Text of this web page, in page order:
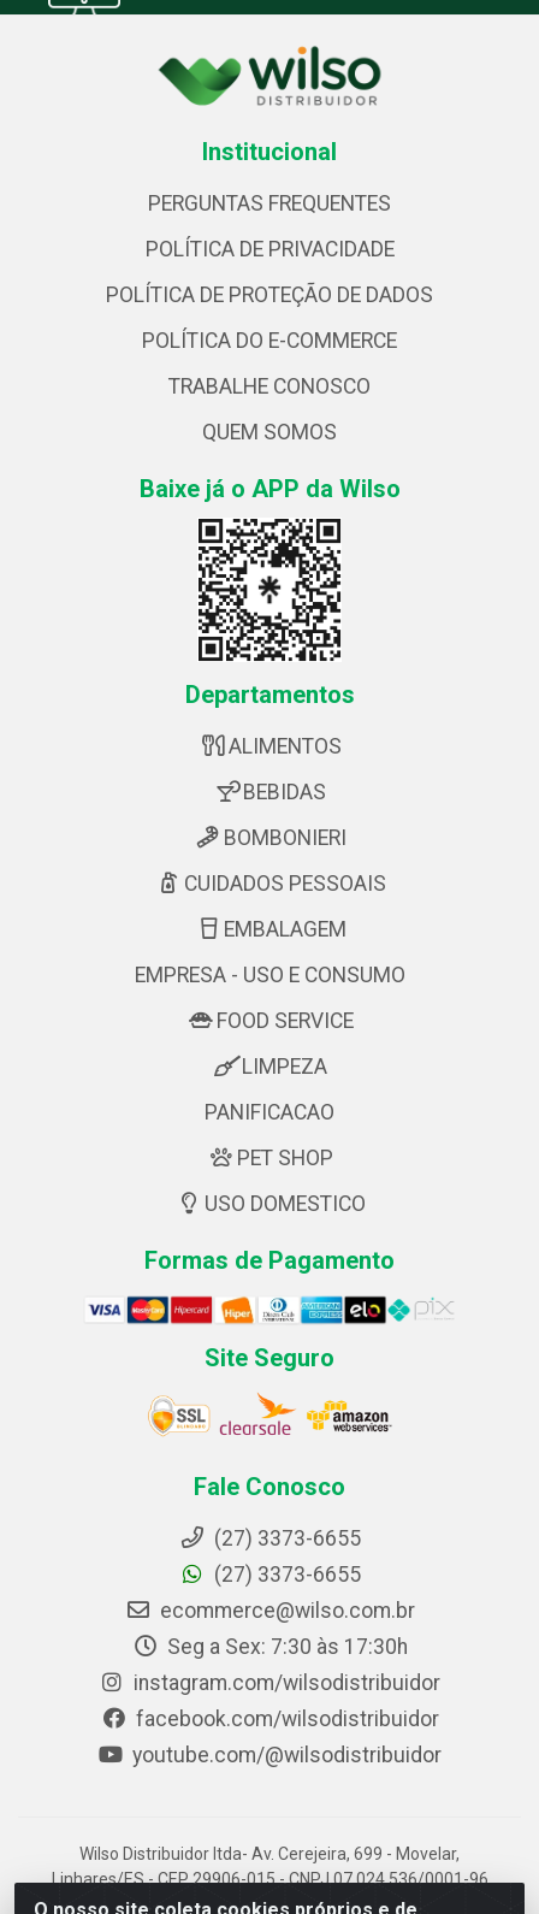
Institucional
PERGUNTAS FREQUENTES
POLÍTICA DE PRIVACIDADE
POLÍTICA DE PROTEÇÃO DE DADOS
POLÍTICA DO E-COMMERCE
TRABALHE CONOSCO
QUEM SOMOS
Baixe já o APP da Wilso
Departamentos
ALIMENTOS
BEBIDAS
BOMBONIERI
CUIDADOS PESSOAIS
EMBALAGEM
EMPRESA - USO E CONSUMO
FOOD SERVICE
LIMPEZA
PANIFICACAO
PET SHOP
USO DOMESTICO
Formas de Pagamento
Site Seguro
Fale Conosco
(27) 3373-6655
(27) 3373-6655
ecommerce@wilso.com.br
Seg a Sex: 7:30 às 17:30h
instagram.com/wilsodistribuidor
facebook.com/wilsodistribuidor
youtube.com/@wilsodistribuidor
Wilso Distribuidor ltda- Av. Cerejeira, 699 - Movelar,
Linhares/ES - CEP 29906-015 - CNPJ 07.024.536/0001-96